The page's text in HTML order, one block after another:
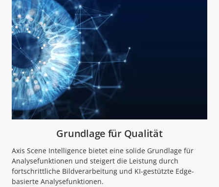
Grundlage für Qualität
Axis Scene Intelligence bietet eine solide Grundlage für
Analysefunktionen und steigert die Leistung durch
fortschrittliche Bildverarbeitung und KI-gestützte Edge-
basierte Analysefunktionen.